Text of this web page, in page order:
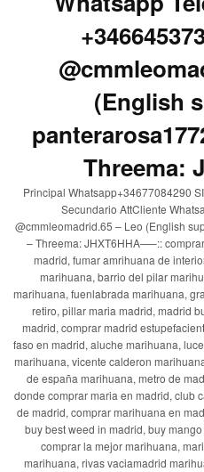
(English
Threema:
Principal Whatsapp+34677084290
Secundario AttCliente
@cmmleomadrid.65 – Leo (English
– Threema: JHXT6HHA—–::
madrid, fumar amrihuana de
marihuana, barrio del pilar
marihuana, fuenlabrada marihuana,
retiro, pillar maria madrid, madrid
madrid, comprar madrid
faso en madrid, aluche marihuana,
marihuana, vicente calderon
de españa marihuana, metro de
donde comprar maria en madrid, club
de madrid, comprar marihuana en
buy best weed in madrid, buy
comprar la mejor marihuana,
marihuana, rivas vaciamadrid